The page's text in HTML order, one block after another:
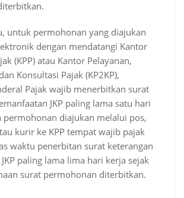
untuk permohonan yang diajukan
dengan mendatangi Kantor
(KPP) atau Kantor Pelayanan,
Konsultasi Pajak (KP2KP),
Pajak wajib menerbitkan surat
JKP paling lama satu hari
permohonan diajukan melalui pos,
kurir ke KPP tempat wajib pajak
waktu penerbitan surat keterangan
paling lama lima hari kerja sejak
surat permohonan diterbitkan.